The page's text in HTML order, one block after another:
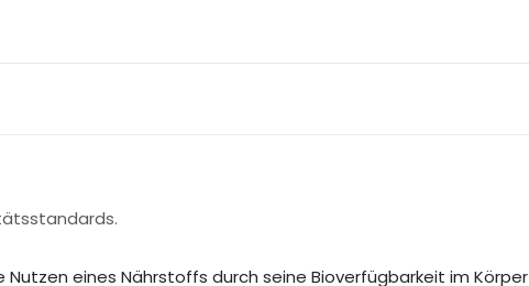
eines Nährstoffs durch seine Bioverfügbarkeit im